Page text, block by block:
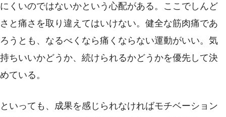
にくいのではないかという心配がある。ここでしんど
さと痛さを取り違えてはいけない。健全な筋肉痛であ
ろうとも、なるべくなら痛くならない運動がいい。気
持ちいいかどうか、続けられるかどうかを優先して決
めている。
といっても、成果を感じられなければモチベーション